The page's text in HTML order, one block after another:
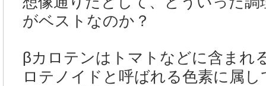
がベストなのか？
βカロテンはトマトなどに含まれ
ロテノイドと呼ばれる色素に属